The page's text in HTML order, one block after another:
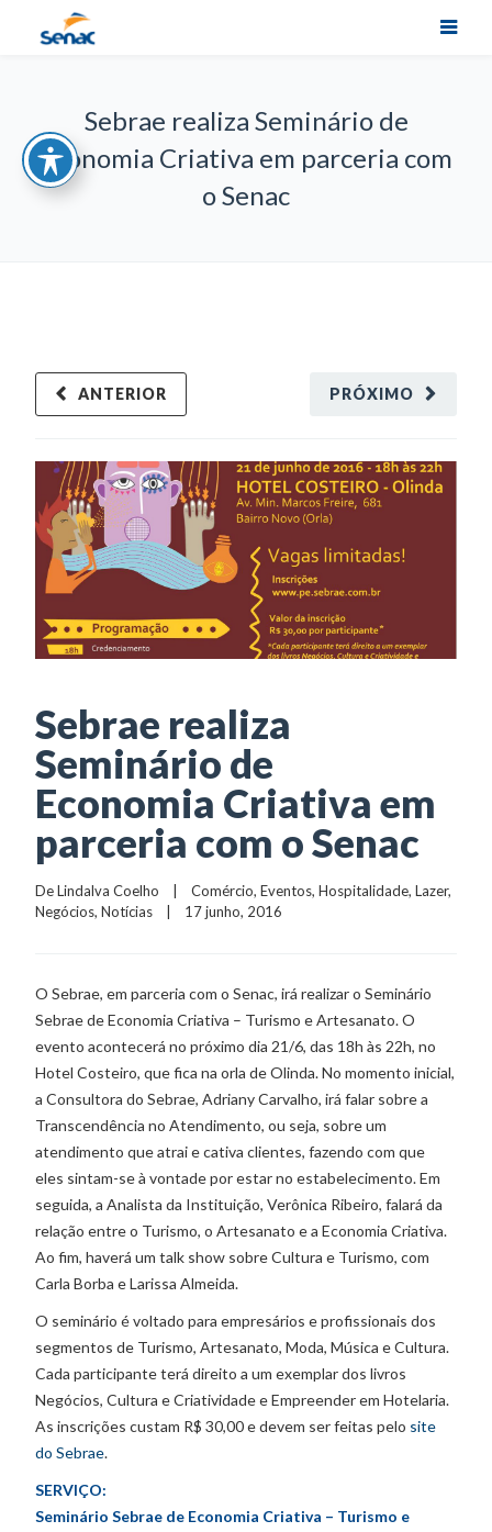
Sebrae realiza Seminário de
Economia Criativa em parceria com
o Senac
PRÓXIMO
ANTERIOR
Sebrae realiza
Seminário de
Economia Criativa em
parceria com o Senac
De Lindalva Coelho
    |
Comércio, Eventos, Hospitalidade, Lazer
Negócios, Notícias
    |    17 junho, 2016
O Sebrae, em parceria com o Senac, irá realizar o Seminário
Sebrae de Economia Criativa – Turismo e Artesanato. O
evento acontecerá no próximo dia 21/6, das 18h às 22h, no
Hotel Costeiro, que fica na orla de Olinda. No momento inicial,
a Consultora do Sebrae, Adriany Carvalho, irá falar sobre a
Transcendência no Atendimento, ou seja, sobre um
atendimento que atrai e cativa clientes, fazendo com que
eles sintam-se à vontade por estar no estabelecimento. Em
seguida, a Analista da Instituição, Verônica Ribeiro, falará da
relação entre o Turismo, o Artesanato e a Economia Criativa.
Ao fim, haverá um talk show sobre Cultura e Turismo, com
Carla Borba e Larissa Almeida.
O seminário é voltado para empresários e profissionais dos
segmentos de Turismo, Artesanato, Moda, Música e Cultura.
Cada participante terá direito a um exemplar dos livros
Negócios, Cultura e Criatividade e Empreender em Hotelaria.
As inscrições custam R$ 30,00 e devem ser feitas pelo site
do Sebrae.
SERVIÇO:
Seminário Sebrae de Economia Criativa – Turismo e